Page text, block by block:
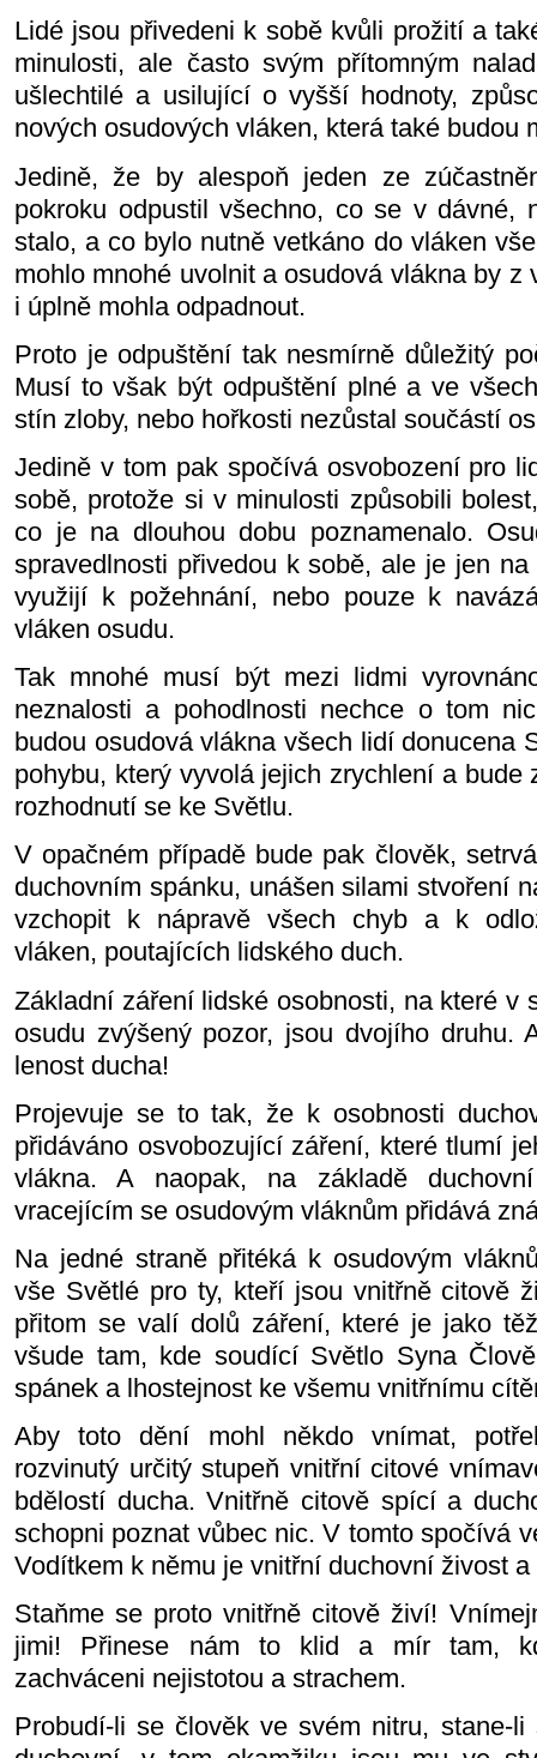
Lidé jsou přivedeni k sobě kvůli prožití a
minulosti, ale často svým přítomným
ušlechtilé a usilující o vyšší hodnoty,
nových osudových vláken, která také budou
Jedině, že by alespoň jeden ze
pokroku odpustil všechno, co se v dávné,
stalo, a co bylo nutně vetkáno do vláken
mohlo mnohé uvolnit a osudová vlákna by z
i úplně mohla odpadnout.
Proto je odpuštění tak nesmírně důležitý
Musí to však být odpuštění plné a ve
stín zloby, nebo hořkosti nezůstal součástí
Jedině v tom pak spočívá osvobození pro
sobě, protože si v minulosti způsobili
co je na dlouhou dobu poznamenalo.
spravedlnosti přivedou k sobě, ale je jen
využijí k požehnání, nebo pouze k
vláken osudu.
Tak mnohé musí být mezi lidmi
neznalosti a pohodlnosti nechce o tom
budou osudová vlákna všech lidí donucena
pohybu, který vyvolá jejich zrychlení a bude
rozhodnutí se ke Světlu.
V opačném případě bude pak člověk,
duchovním spánku, unášen silami stvoření
vzchopit k nápravě všech chyb a k
vláken, poutajících lidského duch.
Základní záření lidské osobnosti, na které v
osudu zvýšený pozor, jsou dvojího druhu.
lenost ducha!
Projevuje se to tak, že k osobnosti
přidáváno osvobozující záření, které tlumí
vlákna. A naopak, na základě
vracejícím se osudovým vláknům přidává
Na jedné straně přitéká k osudovým
vše Světlé pro ty, kteří jsou vnitřně citově
přitom se valí dolů záření, které je jako
všude tam, kde soudící Světlo Syna
spánek a lhostejnost ke všemu vnitřnímu
Aby toto dění mohl někdo vnímat,
rozvinutý určitý stupeň vnitřní citové
bdělostí ducha. Vnitřně citově spící a
schopni poznat vůbec nic. V tomto spočívá
Vodítkem k němu je vnitřní duchovní živost
Staňme se proto vnitřně citově živí!
jimi! Přinese nám to klid a mír tam,
zachváceni nejistotou a strachem.
Probudí-li se člověk ve svém nitru, stane-